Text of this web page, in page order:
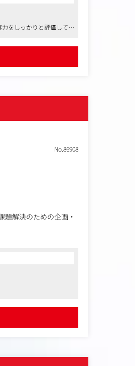
をしっかりと評価してく
No.86908
解決のための企画・
アプランニングから
方を求めており、コ
ント、デジタルなど
または外部の協力会社